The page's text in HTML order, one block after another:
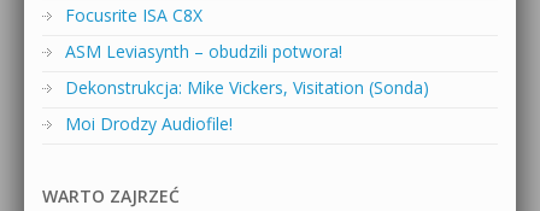
Focusrite ISA C8X
ASM Leviasynth – obudzili potwora!
Dekonstrukcja: Mike Vickers, Visitation (Sonda)
Moi Drodzy Audiofile!
WARTO ZAJRZEĆ